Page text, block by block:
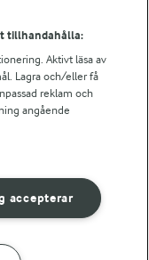
tillhandahålla:
Aktivt läsa av
Lagra och/eller få
reklam och
angående
accepterar